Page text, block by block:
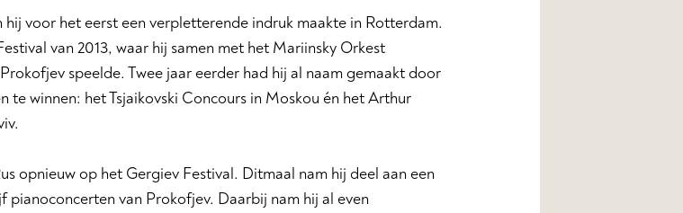
hij voor het eerst een verpletterende indruk maakte in Rotterdam.
van 2013, waar hij samen met het Mariinsky Orkest
speelde. Twee jaar eerder had hij al naam gemaakt door
te winnen: het Tsjaikovski Concours in Moskou én het Arthur
opnieuw op het Gergiev Festival. Ditmaal nam hij deel aan een
pianoconcerten van Prokofjev. Daarbij nam hij al even